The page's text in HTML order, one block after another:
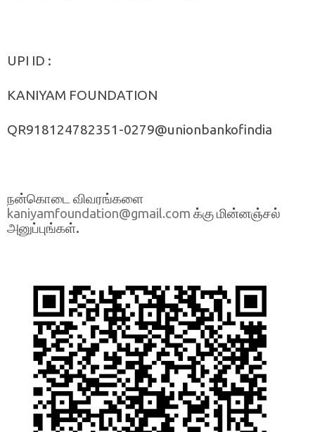
UPI ID :
KANIYAM FOUNDATION
QR918124782351-0279@unionbankofindia
நன்கொடை விவரங்களை
kaniyamfoundation@gmail.com க்கு மின்னஞ்சல்
அனுப்புங்கள்.